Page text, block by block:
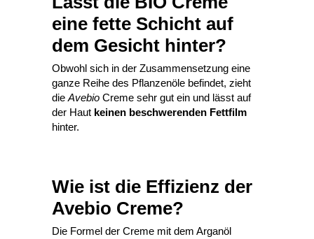
eine fette Schicht auf
dem Gesicht hinter?
Obwohl sich in der Zusammensetzung eine
ganze Reihe des Pflanzenöle befindet, zieht
die Avebio Creme sehr gut ein und lässt auf
der Haut keinen beschwerenden Fettfilm
hinter.
Wie ist die Effizienz der
Avebio Creme?
Die Formel der Creme mit dem Arganöl